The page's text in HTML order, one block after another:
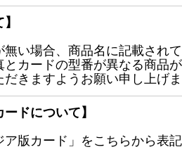
い場合、商品名に記載され
カードの型番が異なる商品
きますようお願い申し上げま
ドについて】
版カード」をこちらから表